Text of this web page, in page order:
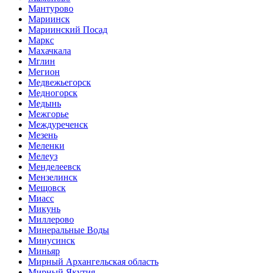
Мантурово
Мариинск
Мариинский Посад
Маркс
Махачкала
Мглин
Мегион
Медвежьегорск
Медногорск
Медынь
Межгорье
Междуреченск
Мезень
Меленки
Мелеуз
Менделеевск
Мензелинск
Мещовск
Миасс
Микунь
Миллерово
Минеральные Воды
Минусинск
Миньяр
Мирный Архангельская область